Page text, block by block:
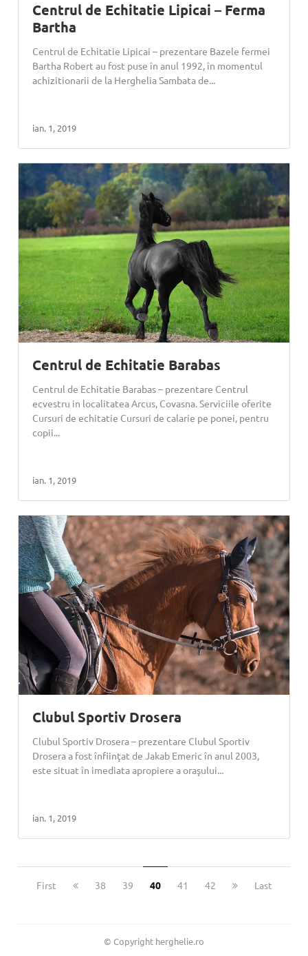
Centrul de Echitatie Lipicai – Ferma
Bartha
Centrul de Echitatie Lipicai – prezentare Bazele fermei
Bartha Robert au fost puse în anul 1992, în momentul
achizitionarii de la Herghelia Sambata de...
ian. 1, 2019
Centrul de Echitatie Barabas
Centrul de Echitatie Barabas – prezentare Centrul
ecvestru in localitatea Arcus, Covasna. Serviciile oferite
Cursuri de echitatie Cursuri de calarie pe ponei, pentru
copii...
ian. 1, 2019
Clubul Sportiv Drosera
Clubul Sportiv Drosera – prezentare Clubul Sportiv
Drosera a fost înfiinţat de Jakab Emeric în anul 2003,
este situat în imediata apropiere a oraşului...
ian. 1, 2019
First 38 39 40 41 42 Last
© Copyright herghelie.ro